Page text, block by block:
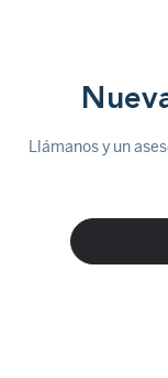
Llámanos y un